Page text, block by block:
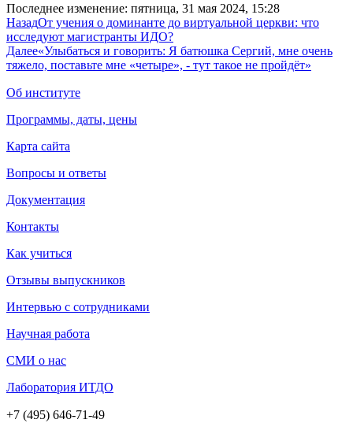
Последнее изменение: пятница, 31 мая 2024, 15:28
НазадОт учения о доминанте до виртуальной церкви: что
исследуют магистранты ИДО?
Далее«Улыбаться и говорить: Я батюшка Сергий, мне очень
тяжело, поставьте мне «четыре», - тут такое не пройдёт»
Об институте
Программы, даты, цены
Карта сайта
Вопросы и ответы
Документация
Контакты
Как учиться
Отзывы выпускников
Интервью с сотрудниками
Научная работа
СМИ о нас
Лаборатория ИТДО
+7 (495) 646-71-49